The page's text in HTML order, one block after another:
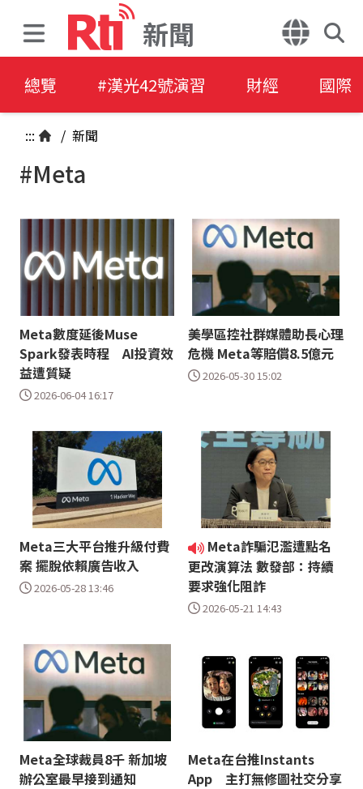
新聞
總覽 #漢光42號演習 財經 國際
::: / 新聞
#Meta
Meta數度延後Muse
Spark發表時程 AI投資效
益遭質疑
2026-06-04 16:17
美學區控社群媒體助長心理
危機 Meta等賠償8.5億元
2026-05-30 15:02
Meta三大平台推升級付費
案 擺脫依賴廣告收入
2026-05-28 13:46
Meta詐騙氾濫遭點名
更改演算法 數發部：持續
要求強化阻詐
2026-05-21 14:43
Meta全球裁員8千 新加坡
辦公室最早接到通知
Meta在台推Instants
App 主打無修圖社交分享